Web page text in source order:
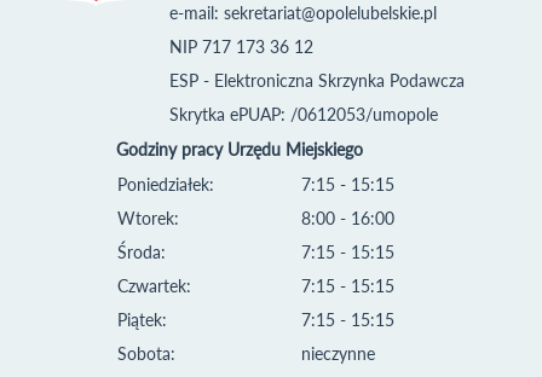
e-mail: sekretariat@opolelubelskie.pl
NIP 717 173 36 12
ESP - Elektroniczna Skrzynka Podawcza
Skrytka ePUAP: /0612053/umopole
Godziny pracy Urzędu Miejskiego
Poniedziałek:
Wtorek:
Środa:
Czwartek:
Piątek:
Sobota:
7:15 - 15:15
8:00 - 16:00
7:15 - 15:15
7:15 - 15:15
7:15 - 15:15
nieczynne